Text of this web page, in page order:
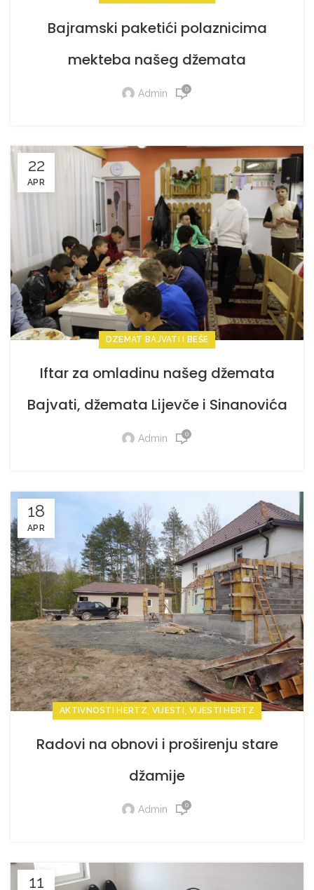
Bajramski paketići polaznicima
mekteba našeg džemata
Admin 0
22
APR
DZEMAT BAJVATI I BEŠE
Iftar za omladinu našeg džemata
Bajvati, džemata Lijevče i Sinanovića
koje doniralo udruženje Dobro.ba
Admin 0
18
APR
AKTIVNOSTI HERTZ VIJESTI VIJESTI HERTZ
Radovi na obnovi i proširenju stare
džamije
Admin 0
11